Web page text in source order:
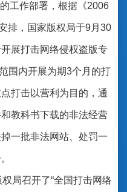
工作部署，根据《2006
排，国家版权局于9月30
展打击网络侵权盗版专
围内开展为期3个月的打
打击以营利为目的，通
教科书下载的非法经营
一批非法网站、处罚一
。
局召开了“全国打击网络